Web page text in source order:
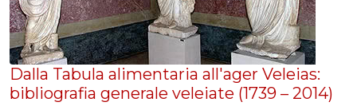
Dalla Tabula alimentaria all'ager Veleias:
bibliografia generale veleiate (1739 – 2014)